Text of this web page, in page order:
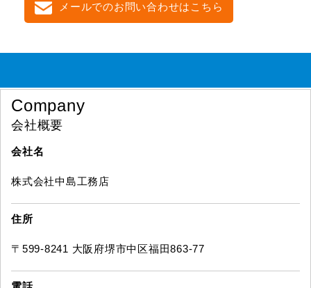
メールでのお問い合わせはこちら
Company
会社概要
会社名
株式会社中島工務店
住所
〒599-8241 大阪府堺市中区福田863-77